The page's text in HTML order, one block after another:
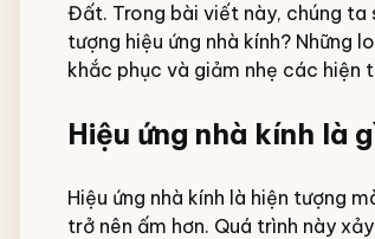
Đất. Trong bài viết này, chúng ta
tượng hiệu ứng nhà kính? Những
khắc phục và giảm nhẹ các hiện
Hiệu ứng nhà kính là
Hiệu ứng nhà kính là hiện tượng
trở nên ấm hơn. Quá trình này